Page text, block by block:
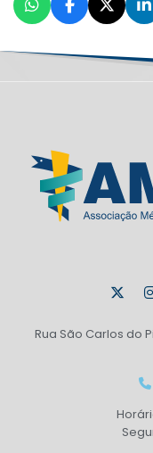
Rua São Carlos do